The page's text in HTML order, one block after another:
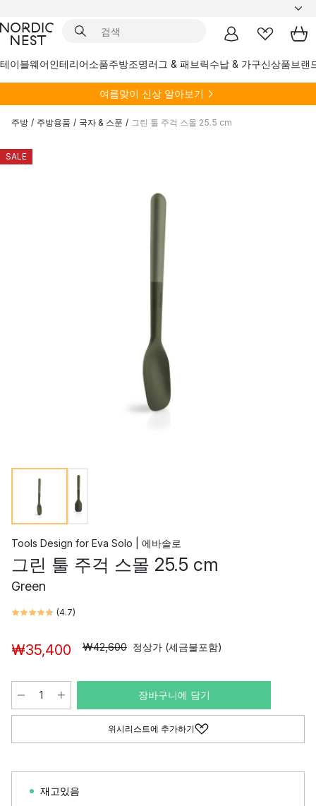
테이블웨어인테리어소품주방조명러그 & 패브릭수납 & 가구신상품브랜
여름맞이 신상 알아보기
주방 / 주방용품 / 국자 & 스푼 / 그린 툴 주걱 스몰 25.5 cm
SALE
Tools Design for Eva Solo | 에바솔로
그린 툴 주걱 스몰 25.5 cm
Green
(4.7)
₩35,400 ₩42,600 정상가 (세금불포함)
장바구니에 담기
위시리스트에 추가하기
재고있음